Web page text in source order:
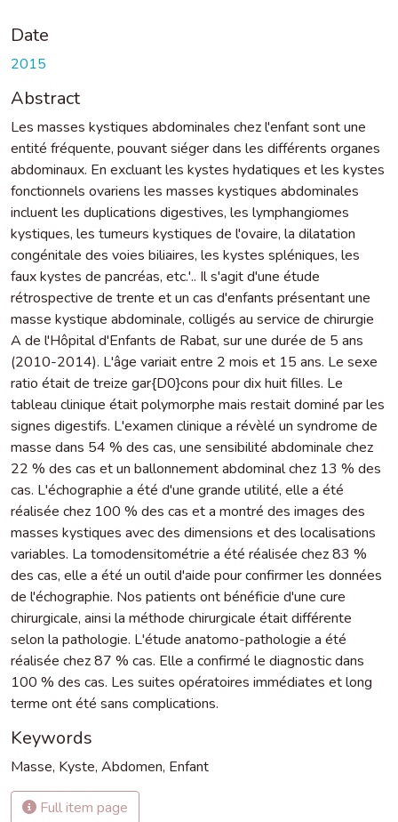
Date
2015
Abstract
Les masses kystiques abdominales chez l'enfant sont une
entité fréquente, pouvant siéger dans les différents organes
abdominaux. En excluant les kystes hydatiques et les kystes
fonctionnels ovariens les masses kystiques abdominales
incluent les duplications digestives, les lymphangiomes
kystiques, les tumeurs kystiques de l'ovaire, la dilatation
congénitale des voies biliaires, les kystes spléniques, les
faux kystes de pancréas, etc.'.. Il s'agit d'une étude
rétrospective de trente et un cas d'enfants présentant une
masse kystique abdominale, colligés au service de chirurgie
A de l'Hôpital d'Enfants de Rabat, sur une durée de 5 ans
(2010-2014). L'âge variait entre 2 mois et 15 ans. Le sexe
ratio était de treize gar{D0}cons pour dix huit filles. Le
tableau clinique était polymorphe mais restait dominé par les
signes digestifs. L'examen clinique a révèlé un syndrome de
masse dans 54 % des cas, une sensibilité abdominale chez
22 % des cas et un ballonnement abdominal chez 13 % des
cas. L'échographie a été d'une grande utilité, elle a été
réalisée chez 100 % des cas et a montré des images des
masses kystiques avec des dimensions et des localisations
variables. La tomodensitométrie a été réalisée chez 83 %
des cas, elle a été un outil d'aide pour confirmer les données
de l'échographie. Nos patients ont bénéficie d'une cure
chirurgicale, ainsi la méthode chirurgicale était différente
selon la pathologie. L'étude anatomo-pathologie a été
réalisée chez 87 % cas. Elle a confirmé le diagnostic dans
100 % des cas. Les suites opératoires immédiates et long
terme ont été sans complications.
Keywords
Masse, Kyste, Abdomen, Enfant
Full item page